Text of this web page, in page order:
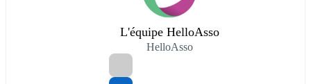
L'équipe HelloAsso
HelloAsso